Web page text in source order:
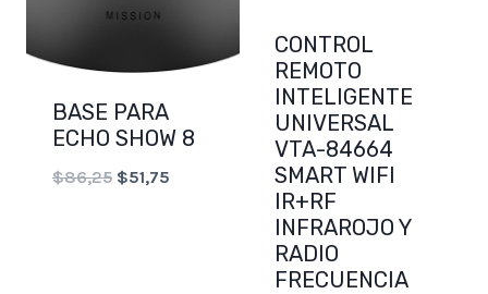
BASE PARA
ECHO SHOW 8
$86,25 Original
$51,75
CONTROL
REMOTO
INTELIGENTE
UNIVERSAL
VTA-84664
SMART WIFI
IR+RF
INFRAROJO Y
RADIO
FRECUENCIA